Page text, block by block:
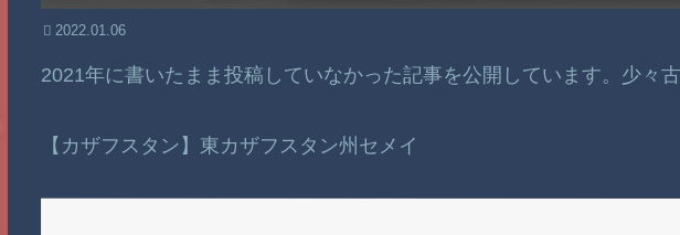
2022.01.06
2021年に書いたまま投稿していなかった記事を公開しています。少々古
【カザフスタン】東カザフスタン州セメイ